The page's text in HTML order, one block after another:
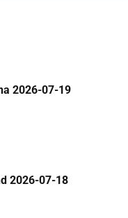
2026-07-19
2026-07-18